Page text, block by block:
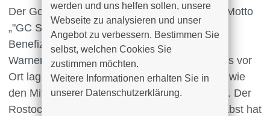
Der Golfclub St. Pauli veranstaltet unter dem Motto
„"GC SANKT PAULI HILFT"“ regelmäßig
Benefizturniere; so auch jüngst am 2. April in
Warnemünde. Die Unterstützung des Hospizes vor
Ort lag den Hamburgern genauso am Herzen wie
den Mitgliedern der Warnemünder Golfanlage. Der
Rostocker Unternehmer und Golfer Marcel Pabst hat
werden und uns helfen sollen, unsere
Webseite zu analysieren und unser
Angebot zu verbessern. Bestimmen Sie
selbst, welchen Cookies Sie
zustimmen möchten.
Weitere Informationen erhalten Sie in
unserer Datenschutzerklärung.